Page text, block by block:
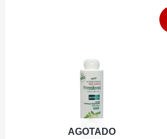
AGOTADO